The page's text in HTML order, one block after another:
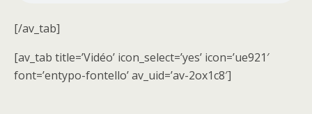
[/av_tab]
[av_tab title=’Vidéo’ icon_select=’yes’ icon=’ue921′
font=’entypo-fontello’ av_uid=’av-2ox1c8′]